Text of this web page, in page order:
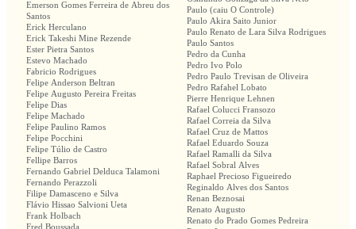
Emerson Gomes Ferreira de Abreu dos
Santos
Erick Herculano
Erick Takeshi Mine Rezende
Ester Pietra Santos
Estevo Machado
Fabricio Rodrigues
Felipe Anderson Beltran
Felipe Augusto Pereira Freitas
Felipe Dias
Felipe Machado
Felipe Paulino Ramos
Felipe Pocchini
Felipe Túlio de Castro
Fellipe Barros
Fernando Gabriel Delduca Talamoni
Fernando Perazzoli
Filipe Damasceno e Silva
Flávio Hissao Salvioni Ueta
Frank Holbach
Fred Boussada
Paulo (caiu O Controle)
Paulo Akira Saito Junior
Paulo Renato de Lara Silva Rodrigues
Paulo Santos
Pedro da Cunha
Pedro Ivo Polo
Pedro Paulo Trevisan de Oliveira
Pedro Rafahel Lobato
Pierre Henrique Lehnen
Rafael Colucci Fransozo
Rafael Correia da Silva
Rafael Cruz de Mattos
Rafael Eduardo Souza
Rafael Ramalli da Silva
Rafael Sobral Alves
Raphael Precioso Figueiredo
Reginaldo Alves dos Santos
Renan Beznosai
Renato Augusto
Renato do Prado Gomes Pedreira